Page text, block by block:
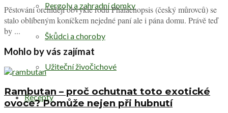
Pergoly a zahradní domky
Škůdci a choroby
Užiteční živočichové
Recepty
Pěstování orchidejí obvykle rodu Phalaenopsis (český můrovců) se
stalo oblíbeným koníčkem nejedné paní ale i pána domu. Právě teď
by ...
Mohlo by vás zajímat
Rambutan – proč ochutnat toto exotické
ovoce? Pomůže nejen při hubnutí